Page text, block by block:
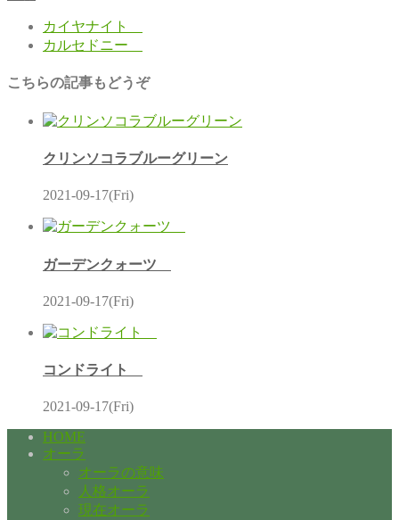
カイヤナイト
カルセドニー
こちらの記事もどうぞ
クリンソコラブルーグリーン
2021-09-17(Fri)
ガーデンクォーツ
2021-09-17(Fri)
コンドライト
2021-09-17(Fri)
HOME
オーラ
オーラの意味
人格オーラ
現在オーラ